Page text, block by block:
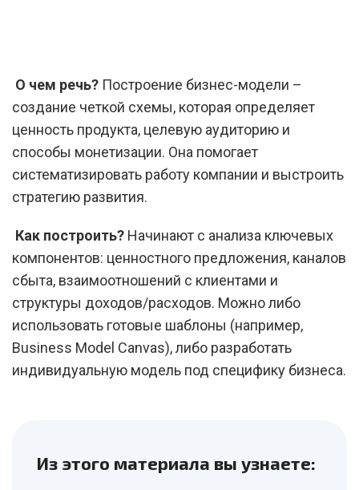
О чем речь? Построение бизнес-модели –
создание четкой схемы, которая определяет
ценность продукта, целевую аудиторию и
способы монетизации. Она помогает
систематизировать работу компании и выстроить
стратегию развития.
Как построить? Начинают с анализа ключевых
компонентов: ценностного предложения, каналов
сбыта, взаимоотношений с клиентами и
структуры доходов/расходов. Можно либо
использовать готовые шаблоны (например,
Business Model Canvas), либо разработать
индивидуальную модель под специфику бизнеса.
Из этого материала вы узнаете: